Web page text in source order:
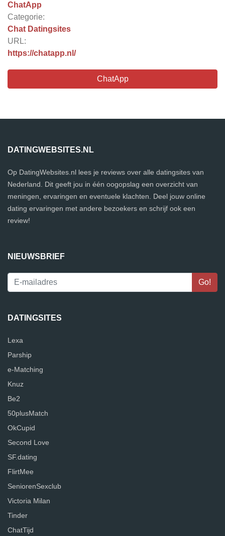
ChatApp
Categorie:
Chat Datingsites
URL:
https://chatapp.nl/
ChatApp
DATINGWEBSITES.NL
Op DatingWebsites.nl lees je reviews over alle datingsites van
Nederland. Dit geeft jou in één oogopslag een overzicht van
meningen, ervaringen en eventuele klachten. Deel jouw online
dating ervaringen met andere bezoekers en schrijf ook een
review!
NIEUWSBRIEF
DATINGSITES
Lexa
Parship
e-Matching
Knuz
Be2
50plusMatch
OkCupid
Second Love
SF.dating
FlirtMee
SeniorenSexclub
Victoria Milan
Tinder
ChatTijd